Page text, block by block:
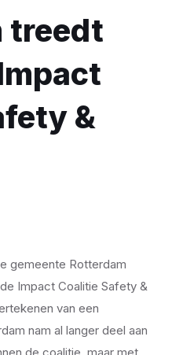
treedt
&
gemeente Rotterdam
Impact Coalitie Safety &
van een
nam al langer deel aan